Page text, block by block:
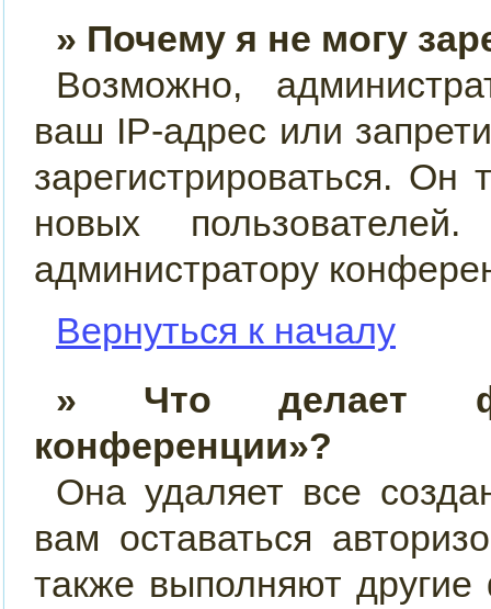
» Почему я не могу
Возможно,
ваш IP-адрес или
зарегистрироваться. Он
новых
администратору
Вернуться к началу
» Что делает
конференции»?
Она удаляет все
вам оставаться
также выполняют другие